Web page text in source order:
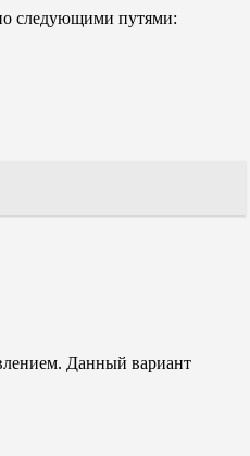
следующими путями:
Данный вариант